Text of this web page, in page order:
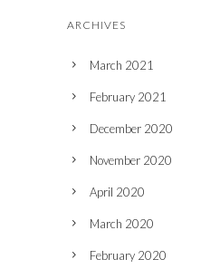
ARCHIVES
March 2021
February 2021
December 2020
November 2020
April 2020
March 2020
February 2020